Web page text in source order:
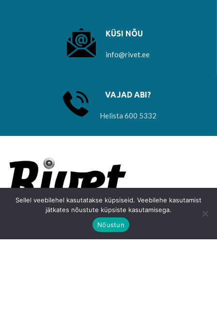
KÜSI NÕU
info@rivet.ee
VAJAD ABI?
Helista 600 5332
Sellel veebilehel kasutatakse küpsiseid. Veebilehe kasutamist
jätkates nõustute küpsiste kasutamisega.
Nõustun